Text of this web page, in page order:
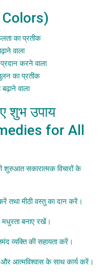
का प्रतीक
वाला
करने वाला
का प्रतीक
वाला
शुभ उपाय
for All
शुरुआत सकारात्मक विचारों के
तथा मीठी वस्तु का दान करें।
मधुरता बनाए रखें।
व्यक्ति की सहायता करें।
और आत्मविश्वास के साथ कार्य करें।